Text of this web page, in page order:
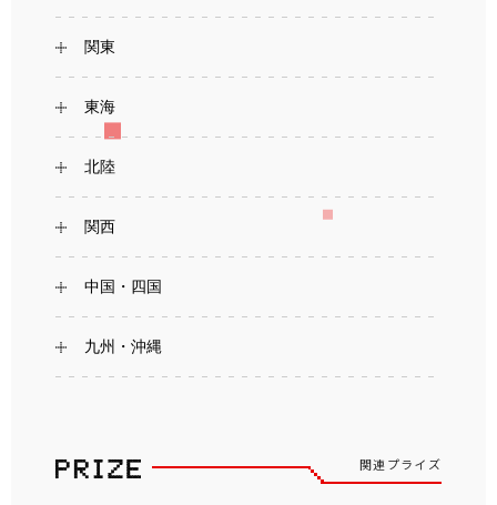
関東
東海
北陸
関西
中国・四国
九州・沖縄
関連プライズ